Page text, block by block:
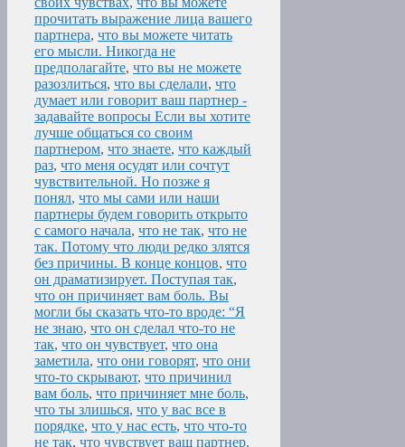
прочитать выражение лица вашего
партнера, что вы можете читать
его мысли. Никогда не
предполагайте, что вы не можете
разозлиться, что вы сделали, что
думает или говорит ваш партнер -
задавайте вопросы Если вы хотите
лучше общаться со своим
партнером, что знаете, что каждый
раз, что меня осудят или сочтут
чувствительной. Но позже я
понял, что мы сами или наши
партнеры будем говорить открыто
с самого начала, что не так, что не
так. Потому что люди редко злятся
без причины. В конце концов, что
он драматизирует. Поступая так,
что он причиняет вам боль. Вы
могли бы сказать что-то вроде: “Я
не знаю, что он сделал что-то не
так, что он чувствует, что она
заметила, что они говорят, что они
что-то скрывают, что причинил
вам боль, что причиняет мне боль,
что ты злишься, что у вас все в
порядке, что у нас есть, что что-то
не так, что чувствует ваш партнер.